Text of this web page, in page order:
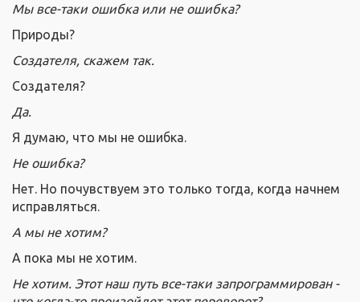
Мы все-таки ошибка или не ошибка?
Природы?
Создателя, скажем так.
Создателя?
Да.
Я думаю, что мы не ошибка.
Не ошибка?
Нет. Но почувствуем это только тогда, когда начнем
исправляться.
А мы не хотим?
А пока мы не хотим.
Не хотим. Этот наш путь все-таки запрограммирован -